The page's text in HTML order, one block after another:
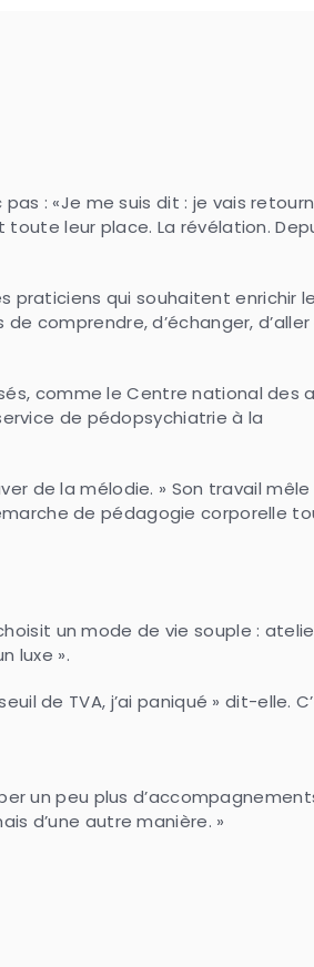
: «Je me suis dit : je vais
leur place. La révélation.
praticiens qui souhaitent enrichir
comprendre, d’échanger, d’aller
comme le Centre national des
de pédopsychiatrie à la
de la mélodie. » Son travail mêle
de pédagogie corporelle
un mode de vie souple :
luxe ».
de TVA, j’ai paniqué » dit-elle.
un peu plus
d’une autre manière. »